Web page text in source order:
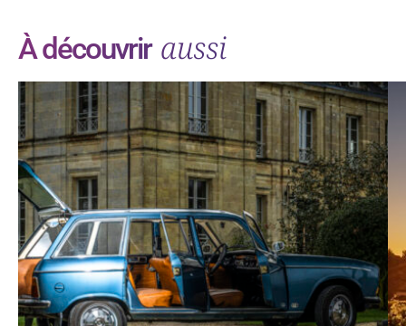
À découvrir aussi